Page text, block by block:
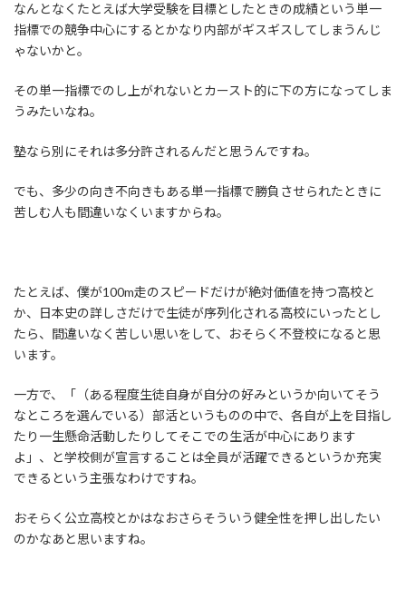
なんとなくたとえば大学受験を目標としたときの成績という単一
指標での競争中心にするとかなり内部がギスギスしてしまうんじ
ゃないかと。
その単一指標でのし上がれないとカースト的に下の方になってしま
うみたいなね。
塾なら別にそれは多分許されるんだと思うんですね。
でも、多少の向き不向きもある単一指標で勝負させられたときに
苦しむ人も間違いなくいますからね。
たとえば、僕が100m走のスピードだけが絶対価値を持つ高校と
か、日本史の詳しさだけで生徒が序列化される高校にいったとし
たら、間違いなく苦しい思いをして、おそらく不登校になると思
います。
一方で、「（ある程度生徒自身が自分の好みというか向いてそう
なところを選んでいる）部活というものの中で、各自が上を目指し
たり一生懸命活動したりしてそこでの生活が中心にあります
よ」、と学校側が宣言することは全員が活躍できるというか充実
できるという主張なわけですね。
おそらく公立高校とかはなおさらそういう健全性を押し出したい
のかなあと思いますね。